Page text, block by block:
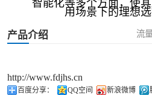
智能化等多个方面，使
用场景下的理想选
产品介绍 流
http://www.fdjhs.cn
百度分享： QQ空间 新浪微博